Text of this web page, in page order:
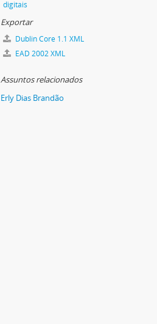
digitais
Exportar
Dublin Core 1.1 XML
EAD 2002 XML
Assuntos relacionados
Erly Dias Brandão